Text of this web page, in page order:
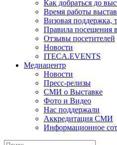
Как добраться до
Время работы
Визовая поддержка,
Правила посещения
Отзывы посетителей
Новости
ITECA.EVENTS
Медиацентр
Новости
Пресс-релизы
СМИ о Выставке
Фото и Видео
Нас поддержали
Аккредитация СМИ
Информационное